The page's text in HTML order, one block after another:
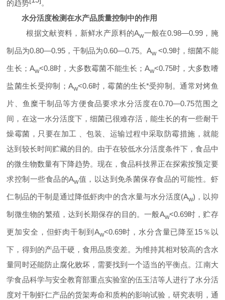
的趋势
。
水分活度检测在水产品质量控制中的作用
根据文献资料，新鲜水产原料的Aw一般在0.98—0.99，腌
制品为0.80—0.95，干制品为0.60—0.75。 Aw<0.9时，细菌不能
生长； Aw<0.8时，大多数霉菌不能生长； Aw<0.75时，大多数嗜
盐菌生长受抑制； Aw<0.6时，霉菌的生长*受抑制。通常对烤鱼
片、鱼糜干制品等方便食品要求水分活度在0.70—0.75范围之
间，在这一水分活度下，细菌已很难存活，能生长的有一些耐干
燥霉菌，只要在加工
、包装、运输过程中采取防霉措施，就能
达到较长时间贮藏的目的。由于在较低水分活度条件下，食品中
的微生物数量有下降趋势。现在，食品科技界正在探索按预定要
求控制一些食品的Aw值，以达到免杀菌保存食品的可能性。虾
仁制品的干制是通过降低虾肉中的含水量与水分活度(Aw) ，以抑
制微生物的繁殖，达到长期保存的目的。一般Aw<0.69时，贮存
更加安全，但虾肉干制到 Aw<0.69时，水分含量已降至15％以
下，得到的产品干硬，食用品质变差。为维持其相对较高的含水
量同时还能防止腐化败坏，需要找到一个适当的平衡点。江南大
学食品科学与安全教育部重点实验室的伍玉洁等人进行了水分活
度对干制虾仁产品的货架寿命和质构的影响试验，研究表明，通